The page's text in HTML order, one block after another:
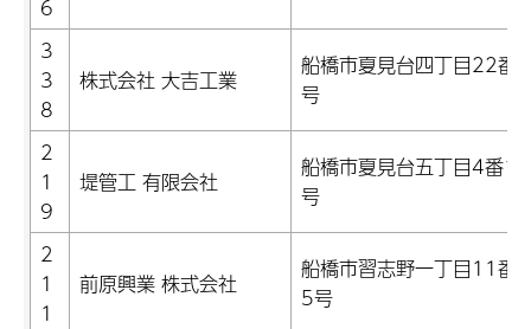
6
3
3
8
株式会社 大吉工業
船橋市夏見台四丁目22番1
号
2
1
9
堤管工 有限会社
船橋市夏見台五丁目4番15
号
2
1
1
前原興業 株式会社
船橋市習志野一丁目11番1
5号